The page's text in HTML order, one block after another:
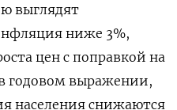
выглядят
ниже 3%,
цен с поправкой на
годовом выражении,
населения снижаются